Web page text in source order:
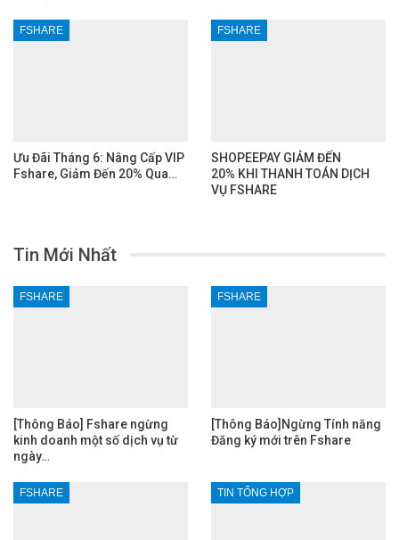
FSHARE
Ưu Đãi Tháng 6: Nâng Cấp VIP
Fshare, Giảm Đến 20% Qua…
FSHARE
SHOPEEPAY GIẢM ĐẾN
20% KHI THANH TOÁN DỊCH
VỤ FSHARE
Tin Mới Nhất
FSHARE
[Thông Báo] Fshare ngừng
kinh doanh một số dịch vụ từ
ngày…
FSHARE
[Thông Báo]Ngừng Tính năng
Đăng ký mới trên Fshare
FSHARE TIN TỔNG HỢP